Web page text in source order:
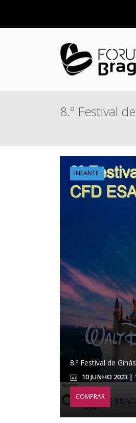
8.º Festival
INFANTIL
8.º Festival de
10 JUNHO 2023 |
COMPRAR